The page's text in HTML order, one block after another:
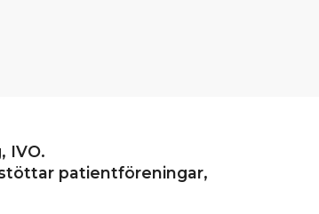
IVO.
patientföreningar,